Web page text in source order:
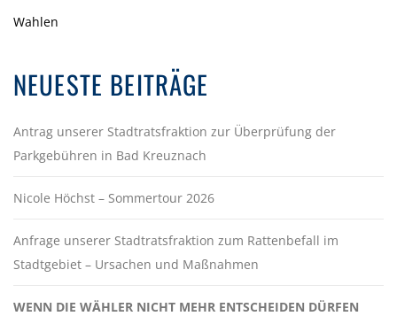
Wahlen
NEUESTE BEITRÄGE
Antrag unserer Stadtratsfraktion zur Überprüfung der
Parkgebühren in Bad Kreuznach
Nicole Höchst – Sommertour 2026
Anfrage unserer Stadtratsfraktion zum Rattenbefall im
Stadtgebiet – Ursachen und Maßnahmen
WENN DIE WÄHLER NICHT MEHR ENTSCHEIDEN DÜRFEN